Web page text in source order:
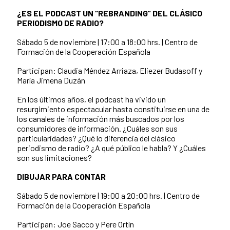
¿ES EL PODCAST UN “REBRANDING” DEL CLÁSICO
PERIODISMO DE RADIO?
Sábado 5 de noviembre | 17:00 a 18:00 hrs. | Centro de
Formación de la Cooperación Española
Participan: Claudia Méndez Arriaza, Eliezer Budasoff y
María Jimena Duzán
En los últimos años, el podcast ha vivido un
resurgimiento espectacular hasta constituirse en una de
los canales de información más buscados por los
consumidores de información. ¿Cuáles son sus
particularidades? ¿Qué lo diferencia del clásico
periodismo de radio? ¿A qué público le habla? Y ¿Cuáles
son sus limitaciones?
DIBUJAR PARA CONTAR
Sábado 5 de noviembre | 19:00 a 20:00 hrs. | Centro de
Formación de la Cooperación Española
Participan: Joe Sacco y Pere Ortín